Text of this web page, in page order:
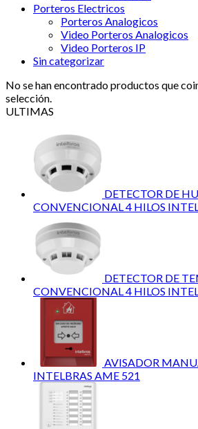
Porteros Electricos
Porteros Analogicos
Video Porteros Analogicos
Video Porteros IP
Sin categorizar
No se han encontrado productos que
selección.
ULTIMAS
DETECTOR DE
CONVENCIONAL 4 HILOS
DETECTOR DE
CONVENCIONAL 4 HILOS
AVISADOR
INTELBRAS AME 521